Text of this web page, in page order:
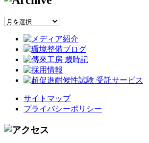
サイトマップ
プライバシーポリシー